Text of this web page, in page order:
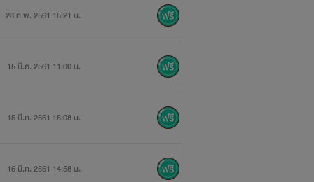
28 ก.พ. 2561 15:21 น.
15 มี.ค. 2561 11:00 น.
15 มี.ค. 2561 15:08 น.
16 มี.ค. 2561 14:58 น.